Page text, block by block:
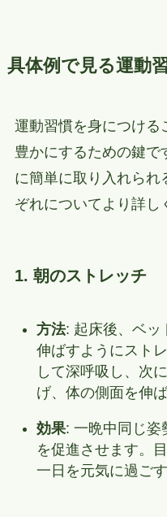
具体例で見る運動
運動習慣を身につける
豊かにするための鍵で
に簡単に取り入れられ
ぞれについてより詳し
1. 朝のストレッチ
方法: 起床後、ベッ
伸ばすようにスト
して深呼吸し、次
げ、体の側面を伸ば
効果: 一晩中同じ姿
を促進させます。
一日を元気に過ご